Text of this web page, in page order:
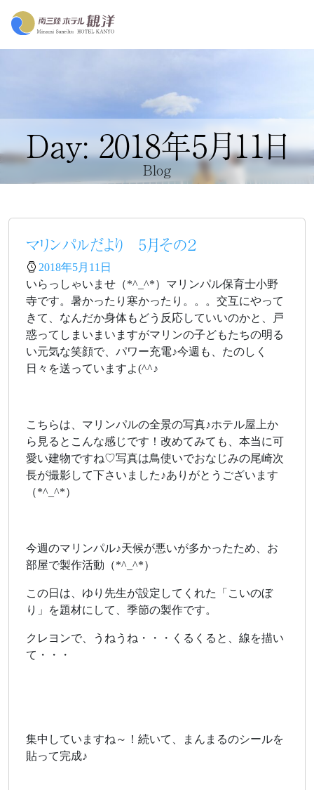
Day: 2018年5月11日
Blog
マリンパルだより 5月その２
2018年5月11日
いらっしゃいませ（*^_^*）マリンパル保育士小野
寺です。暑かったり寒かったり。。。交互にやって
きて、なんだか身体もどう反応していいのかと、戸
惑ってしまいまいますがマリンの子どもたちの明る
い元気な笑顔で、パワー充電♪今週も、たのしく
日々を送っていますよ(^^♪
こちらは、マリンパルの全景の写真♪ホテル屋上か
ら見るとこんな感じです！改めてみても、本当に可
愛い建物ですね♡写真は鳥使いでおなじみの尾崎次
長が撮影して下さいました♪ありがとうございます
（*^_^*）
今週のマリンパル♪天候が悪いが多かったため、お
部屋で製作活動（*^_^*）
この日は、ゆり先生が設定してくれた「こいのぼ
り」を題材にして、季節の製作です。
クレヨンで、うねうね・・・くるくると、線を描い
て・・・
集中していますね～！続いて、まんまるのシールを
貼って完成♪